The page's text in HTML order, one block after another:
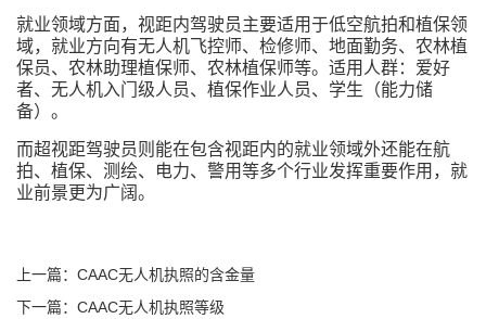
就业领域方面，视距内驾驶员主要适用于低空航拍和植保领
域，就业方向有无人机飞控师、检修师、地面勤务、农林植
保员、农林助理植保师、农林植保师等。适用人群：爱好
者、无人机入门级人员、植保作业人员、学生（能力储
备）。
而超视距驾驶员则能在包含视距内的就业领域外还能在航
拍、植保、测绘、电力、警用等多个行业发挥重要作用，就
业前景更为广阔。
上一篇：CAAC无人机执照的含金量
下一篇：CAAC无人机执照等级